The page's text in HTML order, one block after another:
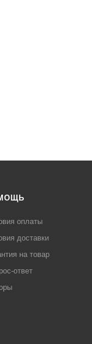
оплаты
доставки
на товар
ответ